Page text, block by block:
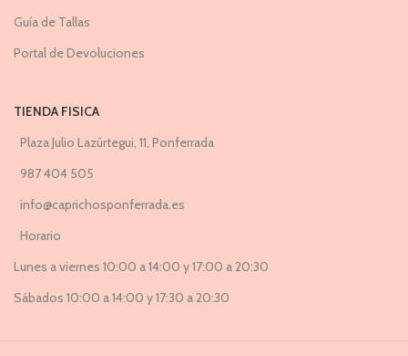
Guía de Tallas
Portal de Devoluciones
TIENDA FISICA
Plaza Julio Lazúrtegui, 11, Ponferrada
987 404 505
info@caprichosponferrada.es
Horario
Lunes a viernes 10:00 a 14:00 y 17:00 a 20:30
Sábados 10:00 a 14:00 y 17:30 a 20:30